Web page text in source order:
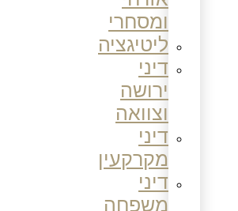
ומסחרי
ליטיגציה
דיני
ירושה
וצוואה
דיני
מקרקעין
דיני
משפחה